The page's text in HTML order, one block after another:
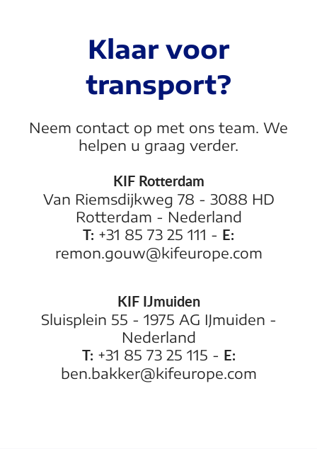
Klaar voor
transport?
Neem contact op met ons team. We
helpen u graag verder.
KIF Rotterdam
Van Riemsdijkweg 78 - 3088 HD
Rotterdam - Nederland
T: +31 85 73 25 111 - E:
remon.gouw@kifeurope. com
KIF IJmuiden
Sluisplein 55 - 1975 AG IJmuiden -
Nederland
T: +31 85 73 25 115 - E:
ben.bakker@kifeurope.com